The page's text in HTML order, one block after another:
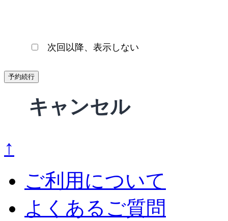
次回以降、表示しない
予約続行
キャンセル
↑
ご利用について
よくあるご質問